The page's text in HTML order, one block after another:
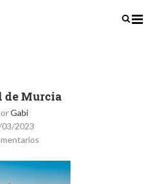
de Murcia
Gabi
03/2023